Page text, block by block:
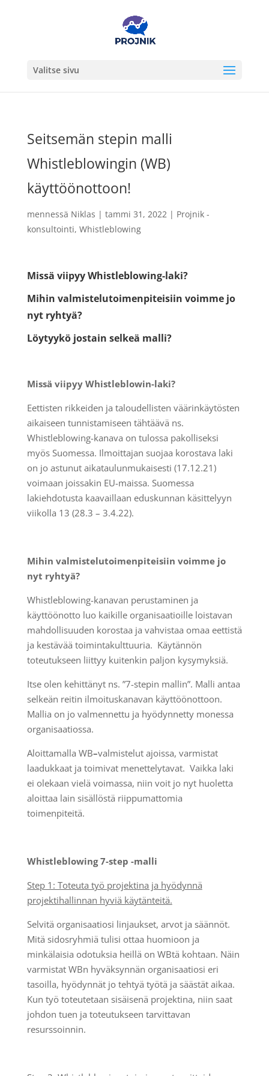
Valitse sivu
Seitsemän stepin malli
Whistleblowingin (WB)
käyttöönottoon!
mennessä Niklas | tammi 31, 2022| Projnik -
konsultointi, Whistleblowing
Missä viipyy Whistleblowing-laki?
Mihin valmistelutoimenpiteisiin voimme jo
nyt ryhtyä?
Löytyykö jostain selkeä malli?
Missä viipyy Whistleblowin-laki?
Eettisten rikkeiden ja taloudellisten väärinkäytösten
aikaiseen tunnistamiseen tähtäävä ns.
Whistleblowing-kanava on tulossa pakolliseksi
myös Suomessa. Ilmoittajan suojaa korostava laki
on jo astunut aikataulunmukaisesti (17.12.21)
voimaan joissakin EU-maissa. Suomessa
lakiehdotusta kaavaillaan eduskunnan käsittelyyn
viikolla 13 (28.3 – 3.4.22).
Mihin valmistelutoimenpiteisiin voimme jo
nyt ryhtyä?
Whistleblowing-kanavan perustaminen ja
käyttöönotto luo kaikille organisaatioille loistavan
mahdollisuuden korostaa ja vahvistaa omaa eettistä
ja kestävää toimintakulttuuria. Käytännön
toteutukseen liittyy kuitenkin paljon kysymyksiä.
Itse olen kehittänyt ns. ”7-stepin mallin”. Malli antaa
selkeän reitin ilmoituskanavan käyttöönottoon.
Mallia on jo valmennettu ja hyödynnetty monessa
organisaatiossa.
Aloittamalla WB–valmistelut ajoissa, varmistat
laadukkaat ja toimivat menettelytavat. Vaikka laki
ei olekaan vielä voimassa, niin voit jo nyt huoletta
aloittaa lain sisällöstä riippumattomia
toimenpiteitä.
Whistleblowing 7-step -malli
Step 1: Toteuta työ projektina ja hyödynnä
projektihallinnan hyviä käytänteitä.
Selvitä organisaatiosi linjaukset, arvot ja säännöt.
Mitä sidosryhmiä tulisi ottaa huomioon ja
minkälaisia odotuksia heillä on WBtä kohtaan. Näin
varmistat WBn hyväksynnän organisaatiosi eri
tasoilla, hyödynnät jo tehtyä työtä ja säästät aikaa.
Kun työ toteutetaan sisäisenä projektina, niin saat
johdon tuen ja toteutukseen tarvittavan
resurssoinnin.